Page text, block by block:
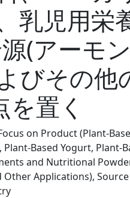
乳児用栄
(アーモン
びその他
置く
on Product (Plant-
Based Yogurt, Plant-
and Nutritional
Applications),